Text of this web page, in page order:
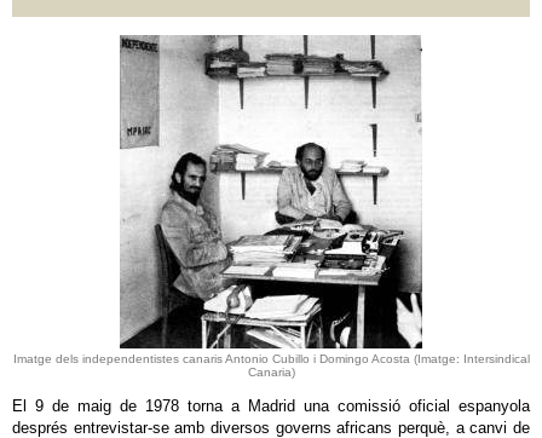
Imatge dels independentistes canaris Antonio Cubillo i Domingo Acosta (Imatge: Intersindical
Canaria)
El 9 de maig de 1978 torna a Madrid una comissió oficial espanyola
després entrevistar-se amb diversos governs africans perquè, a canvi de